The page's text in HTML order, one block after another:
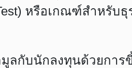
หรือเกณฑ์สำหรับ
ลกับนักลงทุนด้วยการ